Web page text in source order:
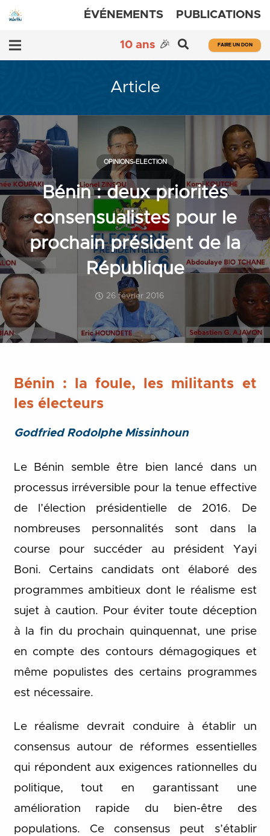
ÉVÉNEMENTS PUBLICATIONS
10 ans 🎉 FAIRE UN DON
Article
Bénin : deux priorités
consensualistes pour le
prochain président de la
République
26 février 2016
OPINIONS-ELECTION
Bénin : la foule, les militants et
les électeurs
Godfried Rodolphe Missinhoun
Le Bénin semble être bien lancé dans un
processus irréversible pour la tenue effective
de l’élection présidentielle de 2016. De
nombreuses personnalités sont dans la
course pour succéder au président Yayi
Boni. Certains candidats ont élaboré des
programmes ambitieux dont le réalisme est
sujet à caution. Pour éviter toute déception
à la fin du prochain quinquennat, une prise
en compte des contours démagogiques et
même populistes des certains programmes
est nécessaire.
Le réalisme devrait conduire à établir un
consensus autour de réformes essentielles
qui répondent aux exigences rationnelles du
politique, tout en garantissant une
amélioration rapide du bien-être des
populations. Ce consensus peut s’établir